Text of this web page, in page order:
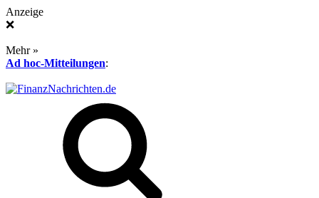
Anzeige
❌
Mehr »
Ad hoc-Mitteilungen: